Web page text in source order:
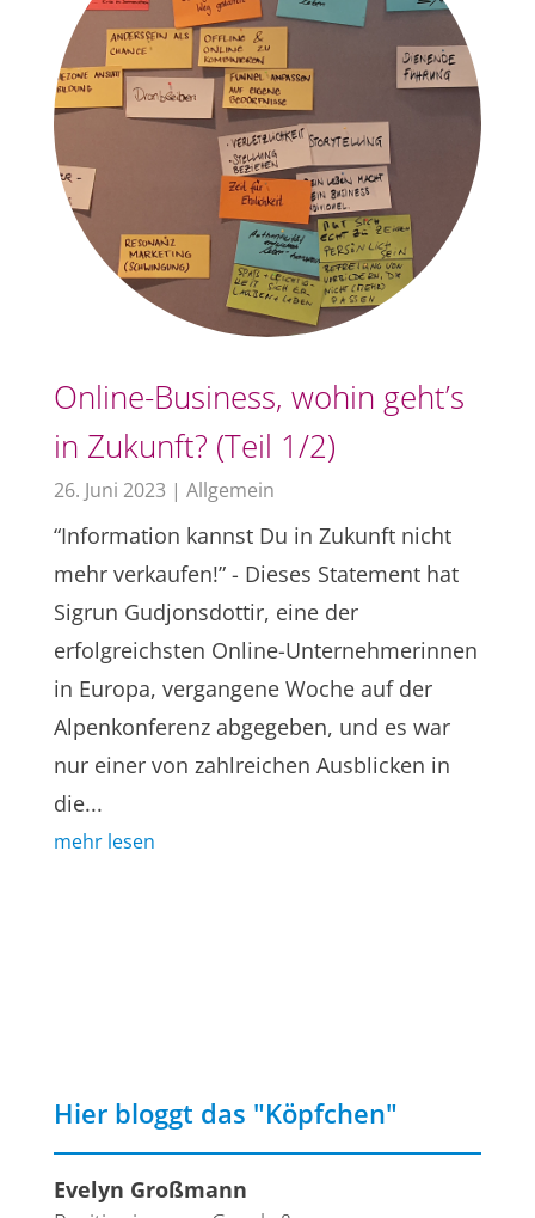
Online-Business, wohin geht’s
in Zukunft? (Teil 1/2)
26. Juni 2023 | Allgemein
“Information kannst Du in Zukunft nicht
mehr verkaufen!” - Dieses Statement hat
Sigrun Gudjonsdottir, eine der
erfolgreichsten Online-Unternehmerinnen
in Europa, vergangene Woche auf der
Alpenkonferenz abgegeben, und es war
nur einer von zahlreichen Ausblicken in
die...
mehr lesen
Hier bloggt das "Köpfchen"
Evelyn Großmann